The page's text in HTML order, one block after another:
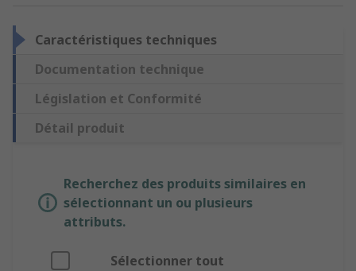
Caractéristiques techniques
Documentation technique
Législation et Conformité
Détail produit
Recherchez des produits similaires en
sélectionnant un ou plusieurs
attributs.
Sélectionner tout